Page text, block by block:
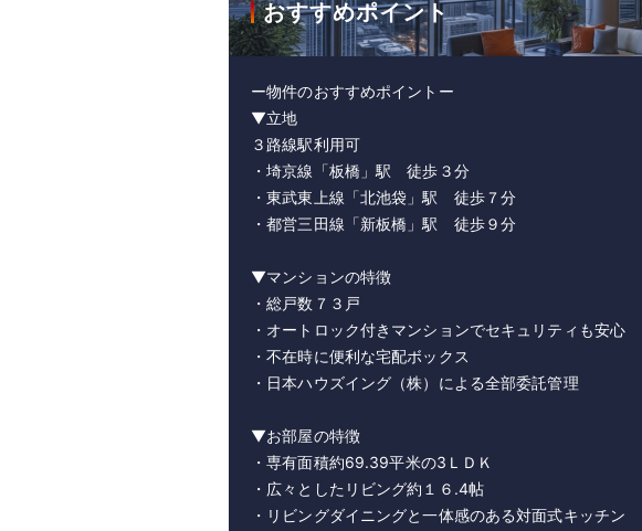
おすすめポイント
ー物件のおすすめポイントー
▼立地
３路線駅利用可
・埼京線「板橋」駅 徒歩３分
・東武東上線「北池袋」駅 徒歩７分
・都営三田線「新板橋」駅 徒歩９分
▼マンションの特徴
・総戸数７３戸
・オートロック付きマンションでセキュリティも安心
・不在時に便利な宅配ボックス
・日本ハウズイング（株）による全部委託管理
▼お部屋の特徴
・専有面積約69.39平米の3ＬＤＫ
・広々としたリビング約１６.4帖
・リビングダイニングと一体感のある対面式キッチン